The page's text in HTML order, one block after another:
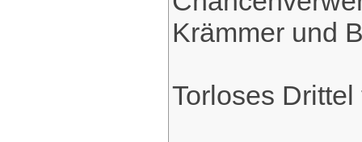
Krämmer und
Torloses